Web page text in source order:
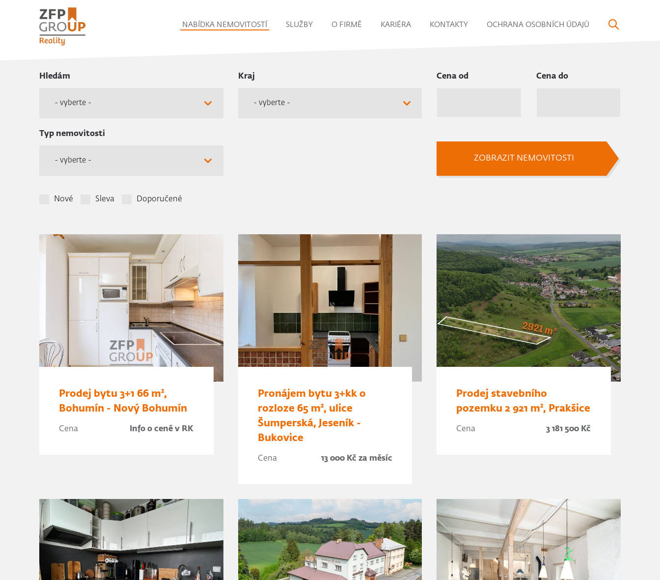
NABÍDKA NEMOVITOSTÍ SLUŽBY O FIRMĚ KARIÉRA KONTAKTY OCHRANA OSOBNÍCH ÚDAJŮ
Hledám
- vyberte -
Kraj
- vyberte -
Cena od Cena do
Typ nemovitosti
- vyberte -
Nové Sleva Doporučené
ZOBRAZIT NEMOVITOSTI
Prodej bytu 3+1 66 m²,
Bohumín - Nový Bohumín
Cena Info o ceně v RK
Pronájem bytu 3+kk o
rozloze 65 m², ulice
Šumperská, Jeseník -
Bukovice
Cena 13 000 Kč za měsíc
Prodej stavebního
pozemku 2 921 m², Prakšice
Cena 3 181 500 Kč